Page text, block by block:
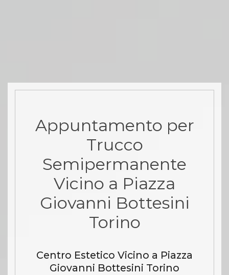
Appuntamento per
Trucco
Semipermanente
Vicino a Piazza
Giovanni Bottesini
Torino
Centro Estetico Vicino a Piazza
Giovanni Bottesini Torino